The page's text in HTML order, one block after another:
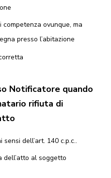
ovunque, ma
presso l’abitazione
Notificatore quando
rifiuta di
dell’art. 140 c.p.c..
dell’atto al soggetto